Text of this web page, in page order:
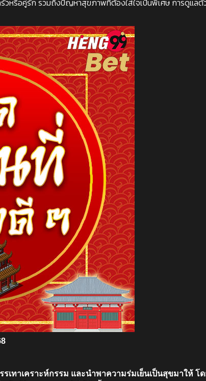
วหรือคู่รัก รวมถึงปัญหาสุขภาพที่ต้องใส่ใจเป็นพิเศษ การดูแลตั
เทาเคราะห์กรรม และนำพาความร่มเย็นเป็นสุขมาให้ โด